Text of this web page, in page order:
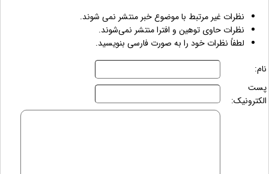
نظرات غیر مرتبط با موضوع خبر منتشر نمی شوند.
نظرات حاوی توهین و افترا منتشر نمی‌شوند.
لطفاً نظرات خود را به صورت فارسی بنویسید.
نام:
پست
الکترونیک: